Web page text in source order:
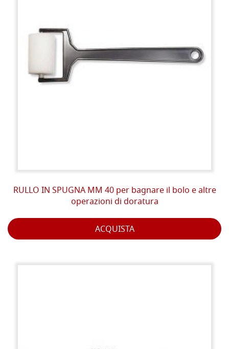
RULLO IN SPUGNA MM 40 per bagnare il bolo e altre
operazioni di doratura
ACQUISTA